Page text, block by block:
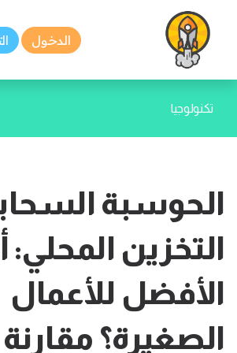
الدخول
تكنولوجيا
الحوسبة
التخزين المحلي:
الأفضل للأعمال
الصغيرة؟